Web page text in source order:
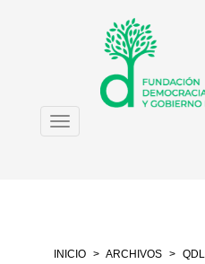
Navegación
Toggle
INICIO ARCHIVOS